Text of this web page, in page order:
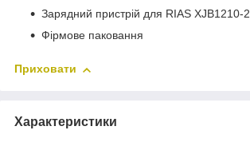
Зарядний пристрій для RIAS XJB1210-2
Фірмове паковання
Приховати
Характеристики